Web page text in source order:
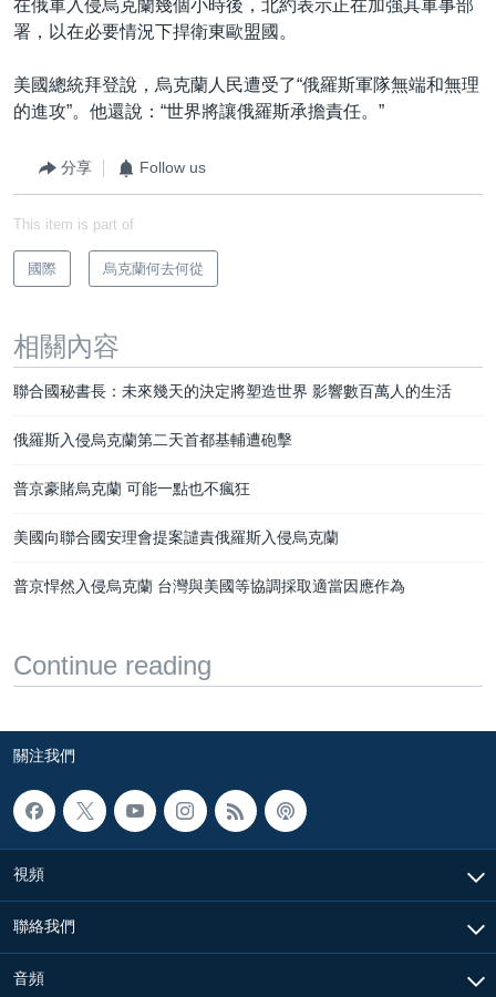
在俄軍入侵烏克蘭幾個小時後，北約表示正在加強其軍事部
署，以在必要情況下捍衛東歐盟國。
美國總統拜登說，烏克蘭人民遭受了“俄羅斯軍隊無端和無理
的進攻”。他還說：“世界將讓俄羅斯承擔責任。”
分享 Follow us
This item is part of
國際 烏克蘭何去何從
相關內容
聯合國秘書長：未來幾天的決定將塑造世界 影響數百萬人的生活
俄羅斯入侵烏克蘭第二天首都基輔遭砲擊
普京豪賭烏克蘭 可能一點也不瘋狂
美國向聯合國安理會提案譴責俄羅斯入侵烏克蘭
普京悍然入侵烏克蘭 台灣與美國等協調採取適當因應作為
Continue reading
關注我們
視頻
聯絡我們
音頻